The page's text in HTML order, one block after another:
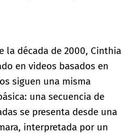
la década de 2000, Cinthia
en videos basados en
siguen una misma
una secuencia de
se presenta desde una
interpretada por un